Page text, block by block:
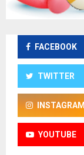
FACEBOOK
TWITTER
INSTAGRAM
YOUTUBE